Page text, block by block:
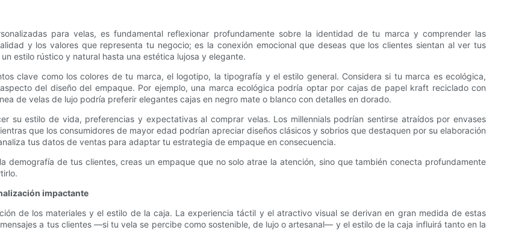
para velas, es fundamental reflexionar profundamente sobre la identidad de tu marca y comprender las
y los valores que representa tu negocio; es la conexión emocional que deseas que los clientes sientan al ver tus
estilo rústico y natural hasta una estética lujosa y elegante.
clave como los colores de tu marca, el logotipo, la tipografía y el estilo general. Considera si tu marca es ecológica,
del diseño del empaque. Por ejemplo, una marca ecológica podría optar por cajas de papel kraft reciclado con
de velas de lujo podría preferir elegantes cajas en negro mate o blanco con detalles en dorado.
su estilo de vida, preferencias y expectativas al comprar velas. Los millennials podrían sentirse atraídos por envases
que los consumidores de mayor edad podrían apreciar diseños clásicos y sobrios que destaquen por su elaboración
tus datos de ventas para adaptar tu estrategia de empaque en consecuencia.
demografía de tus clientes, creas un empaque que no solo atrae la atención, sino que también conecta profundamente
impactante
de los materiales y el estilo de la caja. La experiencia táctil y el atractivo visual se derivan en gran medida de estas
a tus clientes —si tu vela se percibe como sostenible, de lujo o artesanal— y el estilo de la caja influirá tanto en la